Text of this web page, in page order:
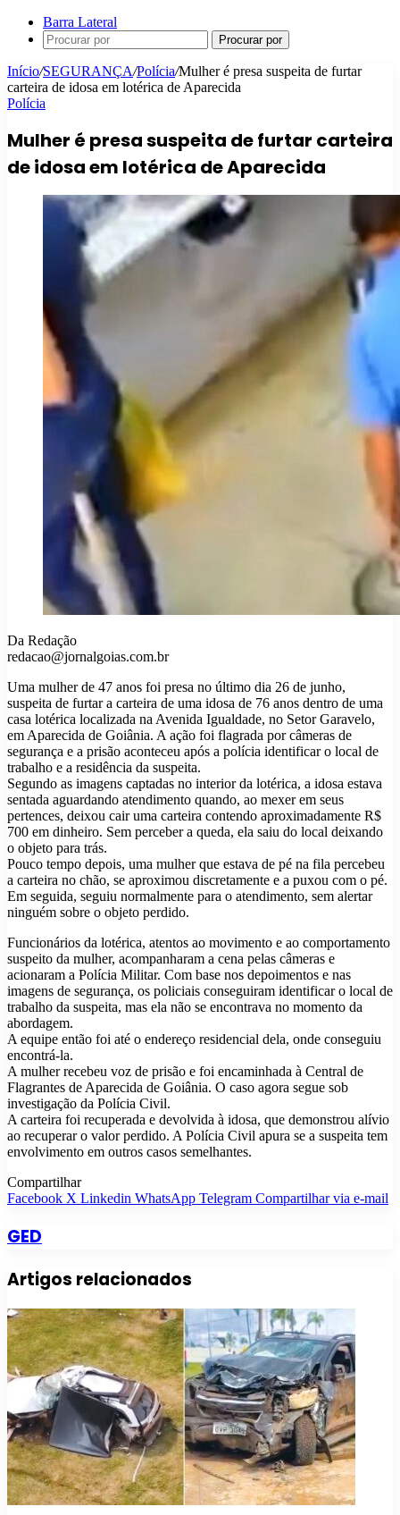
Barra Lateral
Procurar por
Início/SEGURANÇA/Polícia/Mulher é presa suspeita de furtar
carteira de idosa em lotérica de Aparecida
Polícia
Mulher é presa suspeita de furtar carteira
de idosa em lotérica de Aparecida
Da Redação
redacao@jornalgoias.com.br
Uma mulher de 47 anos foi presa no último dia 26 de junho,
suspeita de furtar a carteira de uma idosa de 76 anos dentro de uma
casa lotérica localizada na Avenida Igualdade, no Setor Garavelo,
em Aparecida de Goiânia. A ação foi flagrada por câmeras de
segurança e a prisão aconteceu após a polícia identificar o local de
trabalho e a residência da suspeita.
Segundo as imagens captadas no interior da lotérica, a idosa estava
sentada aguardando atendimento quando, ao mexer em seus
pertences, deixou cair uma carteira contendo aproximadamente R$
700 em dinheiro. Sem perceber a queda, ela saiu do local deixando
o objeto para trás.
Pouco tempo depois, uma mulher que estava de pé na fila percebeu
a carteira no chão, se aproximou discretamente e a puxou com o pé.
Em seguida, seguiu normalmente para o atendimento, sem alertar
ninguém sobre o objeto perdido.
Funcionários da lotérica, atentos ao movimento e ao comportamento
suspeito da mulher, acompanharam a cena pelas câmeras e
acionaram a Polícia Militar. Com base nos depoimentos e nas
imagens de segurança, os policiais conseguiram identificar o local de
trabalho da suspeita, mas ela não se encontrava no momento da
abordagem.
A equipe então foi até o endereço residencial dela, onde conseguiu
encontrá-la.
A mulher recebeu voz de prisão e foi encaminhada à Central de
Flagrantes de Aparecida de Goiânia. O caso agora segue sob
investigação da Polícia Civil.
A carteira foi recuperada e devolvida à idosa, que demonstrou alívio
ao recuperar o valor perdido. A Polícia Civil apura se a suspeita tem
envolvimento em outros casos semelhantes.
Compartilhar
Facebook X Linkedin WhatsApp Telegram Compartilhar via e-mail
GED
Artigos relacionados